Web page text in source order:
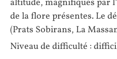
altitude, magnifiques par
de la flore présentes. Le
(Prats Sobirans, La
Niveau de difficulté :